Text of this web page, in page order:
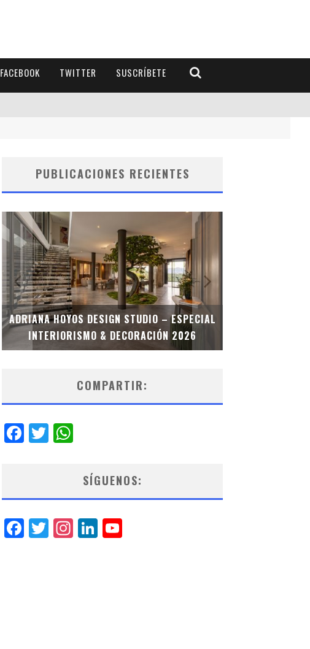
FACEBOOK TWITTER SUSCRÍBETE
PUBLICACIONES RECIENTES
ADRIANA HOYOS DESIGN STUDIO – ESPECIAL
INTERIORISMO & DECORACIÓN 2026
COMPARTIR:
Facebook
Twitter
SÍGUENOS:
Facebook
Twitter
Instagram
LinkedIn